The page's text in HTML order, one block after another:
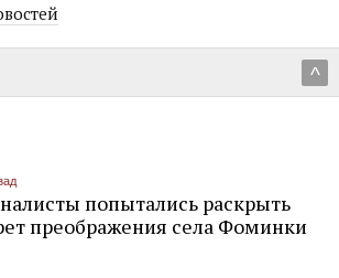
^
попытались раскрыть
преображения села Фоминки